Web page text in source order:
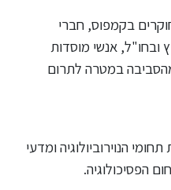
בקמפוס, חברי
ובחו"ל, אנשי מוסדות
מהסביבה במטרה לתרום
הנוירוביולוגיה ומדעי
הפסיכולוגיה.